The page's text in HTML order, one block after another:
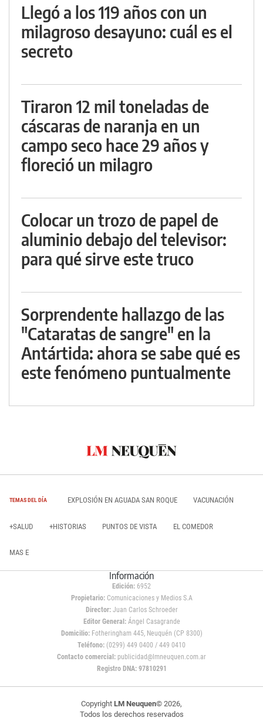
Llegó a los 119 años con un
milagroso desayuno: cuál es el
secreto
Tiraron 12 mil toneladas de
cáscaras de naranja en un
campo seco hace 29 años y
floreció un milagro
Colocar un trozo de papel de
aluminio debajo del televisor:
para qué sirve este truco
Sorprendente hallazgo de las
"Cataratas de sangre" en la
Antártida: ahora se sabe qué es
este fenómeno puntualmente
TEMAS DEL DÍA EXPLOSIÓN EN AGUADA SAN ROQUE VACUNACIÓN
+SALUD +HISTORIAS PUNTOS DE VISTA EL COMEDOR
MAS E
Información
Edición: 6952
Propietario:Comunicaciones y Medios S.A
Director: Juan Carlos Schroeder
Editor General:Ángel Casagrande
Domicilio:Fotheringham 445, Neuquén (CP 8300)
Teléfono: (0299) 449 0400 / 449 0410
Contacto comercial: publicidad@lmneuquen.com.ar
Registro DNA: 97810291
Copyright LM Neuquen© 2026,
Todos los derechos reservados